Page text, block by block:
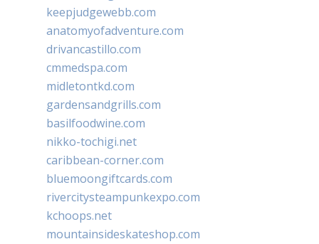
keepjudgewebb.com
anatomyofadventure.com
drivancastillo.com
cmmedspa.com
midletontkd.com
gardensandgrills.com
basilfoodwine.com
nikko-tochigi.net
caribbean-corner.com
bluemoongiftcards.com
rivercitysteampunkexpo.com
kchoops.net
mountainsideskateshop.com